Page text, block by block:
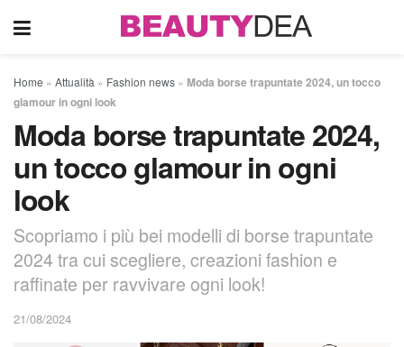
Home » Attualità » Fashion news » Moda borse trapuntate 2024, un tocco
glamour in ogni look
Moda borse trapuntate 2024,
un tocco glamour in ogni
look
Scopriamo i più bei modelli di borse trapuntate
2024 tra cui scegliere, creazioni fashion e
raffinate per ravvivare ogni look!
21/08/2024